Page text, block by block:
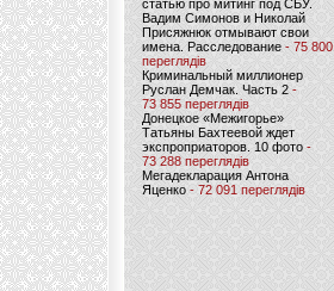
статью про митинг под СБУ.
Вадим Симонов и Николай
Присяжнюк отмывают свои
имена. Расследование - 75 800
переглядів
Криминальный миллионер
Руслан Демчак. Часть 2-
73 855 переглядів
Донецкое «Межигорье»
Татьяны Бахтеевой ждет
экспроприаторов. 10 фото -
73 288 переглядів
Мегадекларация Антона
Яценко - 72 091 переглядів